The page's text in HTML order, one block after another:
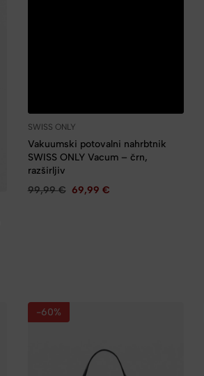
SWISS ONLY
Vakuumski potovalni nahrbtnik
SWISS ONLY Vacum – črn,
razširljiv
99,99€ 69,99 €
-60%